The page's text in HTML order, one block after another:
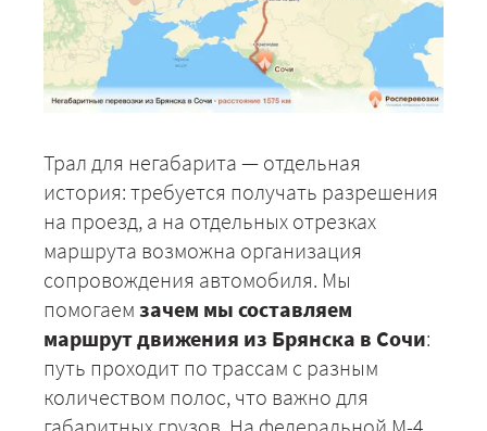
Трал для негабарита — отдельная
история: требуется получать разрешения
на проезд, а на отдельных отрезках
маршрута возможна организация
сопровождения автомобиля. Мы
помогаем зачем мы составляем
маршрут движения из Брянска в Сочи:
путь проходит по трассам с разным
количеством полос, что важно для